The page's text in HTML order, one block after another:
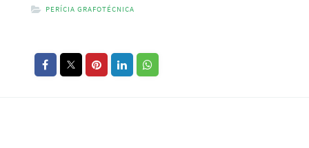
PERÍCIA GRAFOTÉCNICA